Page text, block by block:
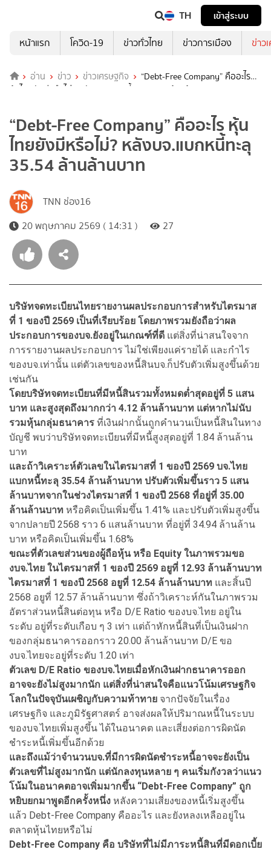
TH
เข้าสู่ระบบ
หน้าแรก
โควิด-19 ข่าวทั่วไทย ข่าวการเมือง ข่าว
อ่าน ข่าว ข่าวเศรษฐกิจ
“Debt-Free Company” คืออะไร
หุ้นไทยยังมีหรือไม่? หลังบจ.แบกหนี้ทะลุ 35.54 ล้านล้านบาท
“Debt-Free Company” คืออะไร หุ้น
ไทยยังมีหรือไม่? หลังบจ.แบกหนี้ทะลุ
35.54 ล้านล้านบาท
TNN ช่อง16
20 พฤษภาคม 2569 ( 14:31 )
27
บริษัทจดทะเบียนไทยรายงานผลประกอบการสำหรับไตรมาส
ที่ 1 ของปี 2569 เป็นที่เรียบร้อย โดยภาพรวมยังถือว่าผล
ประกอบการของบจ.ยังอยู่ในเกณฑ์ที่ดี แต่สิ่งที่น่าสนใจจาก
การรายงานผลประกอบการ ไม่ใช่เพียงแค่รายได้ และกำไร
ของบจ.เท่านั้น แต่ตัวเลขของหนี้สินบจ.ก็ปรับตัวเพิ่มสูงขึ้นด้วย
เช่นกัน
โดยบริษัทจดทะเบียนที่มีหนี้สินรวมทั้งหมดต่ำสุดอยู่ที่ 5 แสน
บาท และสูงสุดถึงมากกว่า 4.12 ล้านล้านบาท แต่หากไม่นับ
รวมหุ้นกลุ่มธนาคาร ที่เงินฝากนั้นถูกคำนวนเป็นหนี้สินในทาง
บัญชี พบว่าบริษัทจดทะเบียนที่มีหนี้สูงสุดอยู่ที่ 1.84 ล้านล้าน
บาท
และถ้าวิเคราะห์ตัวเลขในไตรมาสที่ 1 ของปี 2569 บจ.ไทย
แบกหนี้ทะลุ 35.54 ล้านล้านบาท ปรับตัวเพิ่มขึ้นราว 5 แสน
ล้านบาทจากในช่วงไตรมาสที่ 1 ของปี 2568 ที่อยู่ที่ 35.00
ล้านล้านบาท หรือคิดเป็นเพิ่มขึ้น 1.41% และปรับตัวเพิ่มสูงขึ้น
จากปลายปี 2568 ราว 6 แสนล้านบาท ที่อยู่ที่ 34.94 ล้านล้าน
บาท หรือคิดเป็นเพิ่มขึ้น 1.68%
ขณะที่ตัวเลขส่วนของผู้ถือหุ้น หรือ Equity ในภาพรวมขอ
งบจ.ไทย ในไตรมาสที่ 1 ของปี 2569 อยูที่ 12.93 ล้านล้านบาท
ไตรมาสที่ 1 ของปี 2568 อยูที่ 12.54 ล้านล้านบาท และสิ้นปี
2568 อยูที่ 12.57 ล้านล้านบาท ซึ่งถ้าวิเคราะห์กันในภาพรวม
อัตราส่วนหนี้สินต่อทุน หรือ D/E Ratio ของบจ.ไทย อยู่ใน
ระดับ อยู่ที่ระดับเกือบ ๆ 3 เท่า แต่ถ้าหักหนี้สินที่เป็นเงินฝาก
ของกลุ่มธนาคารออกราว 20.00 ล้านล้านบาท D/E ขอ
งบจ.ไทยจะอยู่ที่ระดับ 1.20 เท่า
ตัวเลข D/E Ratio ของบจ.ไทยเมื่อหักเงินฝากธนาคารออก
อาจจะยังไม่สูงมากนัก แต่สิ่งที่น่าสนใจคือแนวโน้มเศรษฐกิจ
โลกในปัจจุบันเผชิญกับความท้าทาย จากปัจจัยในเรื่อง
เศรษฐกิจ และภูมิรัฐศาสตร์ อาจส่งผลให้ปริมาณหนี้ในระบบ
ของบจ.ไทยเพิ่มสูงขึ้น ได้ในอนาคต และเสี่ยงต่อการผิดนัด
ชำระหนี้เพิ่มขึ้นอีกด้วย
และถึงแม้ว่าจำนวนบจ.ที่มีการผิดนัดชำระหนี้อาจจะยังเป็น
ตัวเลขที่ไม่สูงมากนัก แต่นักลงทุนหลาย ๆ คนเริ่มกังวลว่าแนว
โน้มในอนาคตอาจเพิ่มมากขึ้น “Debt-Free Company” ถูก
หยิบยกมาพูดอีกครั้งหนึ่ง หลังความเสี่ยงของหนี้เริ่มสูงขึ้น
แล้ว Debt-Free Company คืออะไร และยังหลงเหลืออยู่ใน
ตลาดหุ้นไทยหรือไม่
Debt-Free Company คือ บริษัทที่ไม่มีภาระหนี้สินที่มีดอกเบี้ย